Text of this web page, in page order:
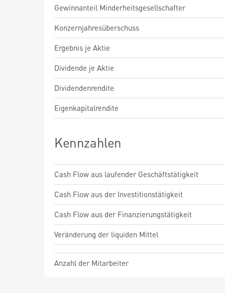
Gewinnanteil Minderheitsgesellschafter
Konzernjahresüberschuss
Ergebnis je Aktie
Dividende je Aktie
Dividendenrendite
Eigenkapitalrendite
Kennzahlen
Cash Flow aus laufender Geschäftstätigkeit
Cash Flow aus der Investitionstätigkeit
Cash Flow aus der Finanzierungstätigkeit
Veränderung der liquiden Mittel
Anzahl der Mitarbeiter